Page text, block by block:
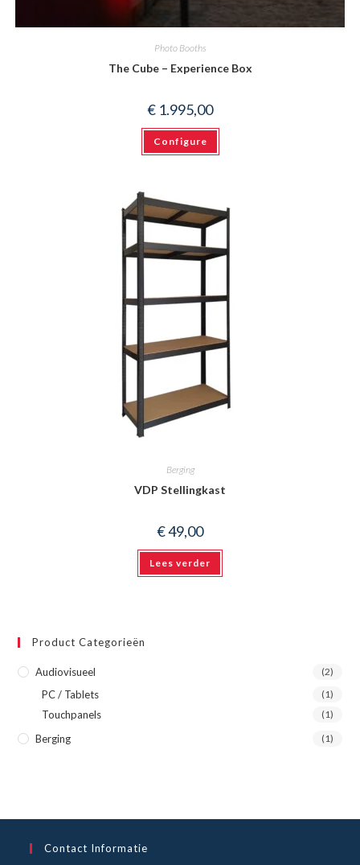
Photo Booths
The Cube – Experience Box
€ 1.995,00
Configure
Berging
VDP Stellingkast
€49,00
Lees verder
Product Categorieën
Audiovisueel (2)
PC / Tablets (1)
Touchpanels (1)
Berging (1)
Contact Informatie